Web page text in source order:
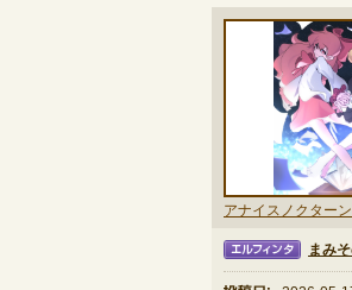
アナイスノクターン
まみ